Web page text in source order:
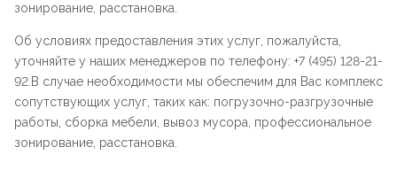
зонирование, расстановка.
Об условиях предоставления этих услуг, пожалуйста,
уточняйте у наших менеджеров по телефону: +7 (495) 128-21-
92.В случае необходимости мы обеспечим для Вас комплекс
сопутствующих услуг, таких как: погрузочно-разгрузочные
работы, сборка мебели, вывоз мусора, профессиональное
зонирование, расстановка.